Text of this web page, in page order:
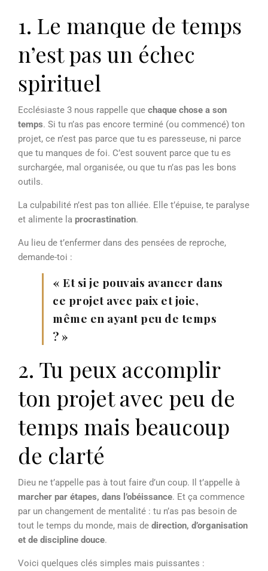
1. Le manque de temps
n’est pas un échec
spirituel
Ecclésiaste 3 nous rappelle que chaque chose a son
temps. Si tu n’as pas encore terminé (ou commencé) ton
projet, ce n’est pas parce que tu es paresseuse, ni parce
que tu manques de foi. C’est souvent parce que tu es
surchargée, mal organisée, ou que tu n’as pas les bons
outils.
La culpabilité n’est pas ton alliée. Elle t’épuise, te paralyse
et alimente la procrastination.
Au lieu de t’enfermer dans des pensées de reproche,
demande-toi :
« Et si je pouvais avancer dans
ce projet avec paix et joie,
même en ayant peu de temps
? »
2. Tu peux accomplir
ton projet avec peu de
temps mais beaucoup
de clarté
Dieu ne t’appelle pas à tout faire d’un coup. Il t’appelle à
marcher par étapes, dans l’obéissance. Et ça commence
par un changement de mentalité : tu n’as pas besoin de
tout le temps du monde, mais de direction, d’organisation
et de discipline douce.
Voici quelques clés simples mais puissantes :